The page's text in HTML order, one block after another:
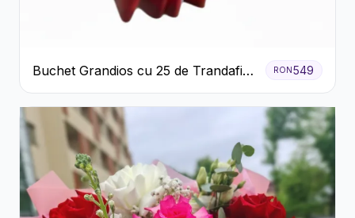
Buchet Grandios cu 25 de Trandafiri
Roșii
RON 549